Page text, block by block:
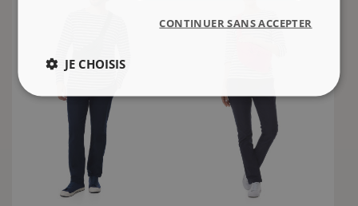
CONTINUER SANS ACCEPTER
JE CHOISIS